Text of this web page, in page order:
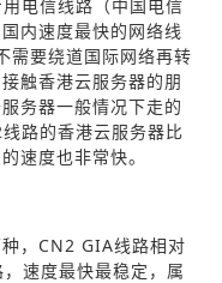
电信线路（中国电信
内速度最快的网络线
需要绕道国际网络再转
触香港云服务器的朋
务器一般情况下走的
路的香港云服务器比
速度也非常快。
，CN2 GIA线路相对
速度最快最稳定，属